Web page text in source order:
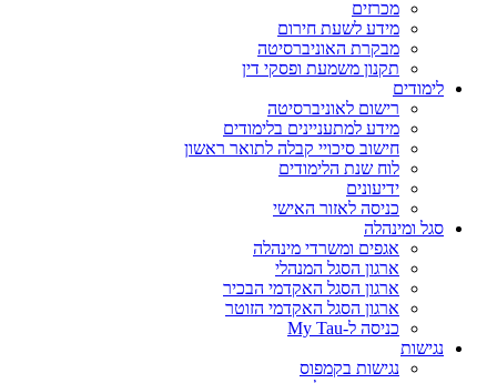
מכרזים
מידע לשעת חירום
מבקרת האוניברסיטה
תקנון משמעת ופסקי דין
לימודים
רישום לאוניברסיטה
מידע למתעניינים בלימודים
חישוב סיכויי קבלה לתואר ראשון
לוח שנת הלימודים
ידיעונים
כניסה לאזור האישי
סגל ומינהלה
אגפים ומשרדי מינהלה
ארגון הסגל המנהלי
ארגון הסגל האקדמי הבכיר
ארגון הסגל האקדמי הזוטר
כניסה ל-My Tau
נגישות
נגישות בקמפוס